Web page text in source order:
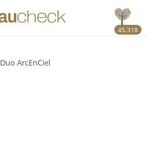
45.318
Duo ArcEnCiel